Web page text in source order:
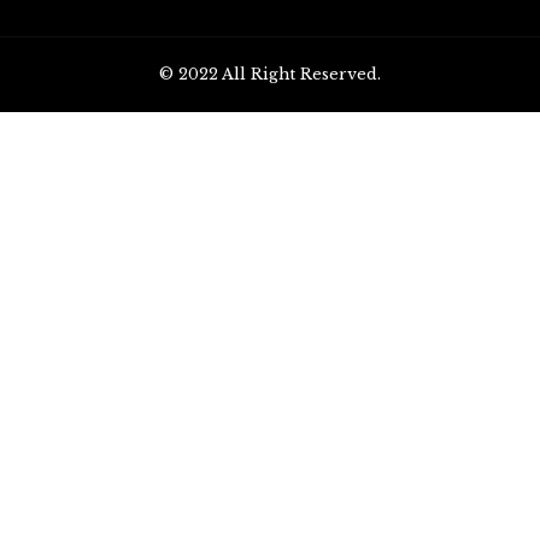
© 2022 All Right Reserved.